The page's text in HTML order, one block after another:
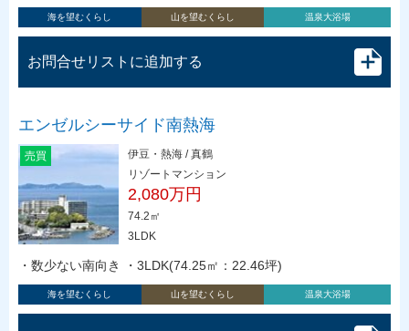
海を望むくらし 山を望むくらし 温泉大浴場
お問合せリストに追加する
エンゼルシーサイド南熱海
売買
伊豆・熱海 / 真鶴
リゾートマンション
2,080万円
74.2㎡
3LDK
・数少ない南向き ・3LDK(74.25㎡：22.46坪)
海を望むくらし 山を望むくらし 温泉大浴場